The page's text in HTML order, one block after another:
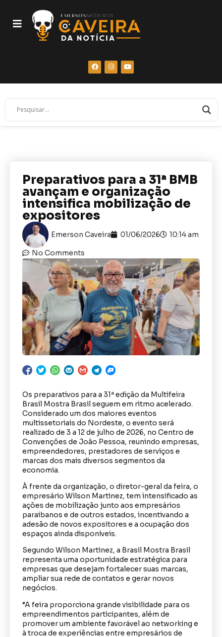
Preparativos para a 31ª BMB
avançam e organização
intensifica mobilização de
expositores
Emerson Caveira 01/06/2026 10:14 am
No Comments
Os preparativos para a 31ª edição da Multifeira
Brasil Mostra Brasil seguem em ritmo acelerado.
Considerado um dos maiores eventos
multissetoriais do Nordeste, o evento será
realizado de 3 a 12 de julho de 2026, no Centro de
Convenções de João Pessoa, reunindo empresas,
empreendedores, prestadores de serviços e
marcas dos mais diversos segmentos da
economia.
À frente da organização, o diretor-geral da feira, o
empresário Wilson Martinez, tem intensificado as
ações de mobilização junto aos empresários
paraibanos e de outros estados, incentivando a
adesão de novos expositores e a ocupação dos
espaços ainda disponíveis.
Segundo Wilson Martinez, a Brasil Mostra Brasil
representa uma oportunidade estratégica para
empresas que desejam fortalecer suas marcas,
ampliar sua rede de contatos e gerar novos
negócios.
“A feira proporciona grande visibilidade para os
empreendimentos participantes, além de
promover um ambiente favorável ao networking e
à troca de experiências entre empresários de